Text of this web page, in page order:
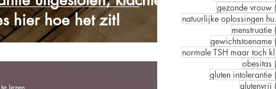
hier hoe het zit!
gezonde vrouw
menstruatie
gewichtstoename
obesitas
gluten intolerantie
glutenvrij